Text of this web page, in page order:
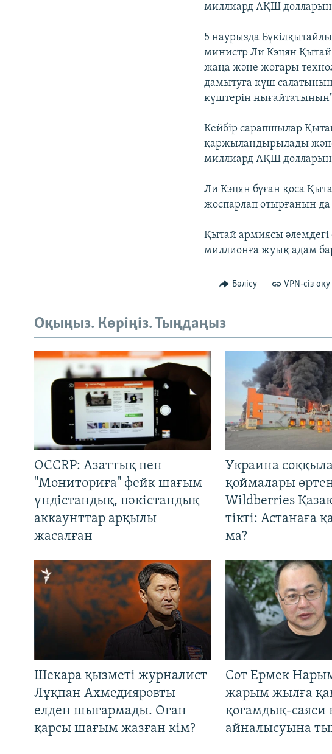
миллиард АҚШ
5 наурызда
министр Ли Кэцян Қытай
жаңа және жоғары
дамытуға күш
күштерін нығайтатынын"
Кейбір сарапшылар
қаржыландырылады
миллиард АҚШ
Ли Кэцян бұған қоса
жоспарлап отырғанын да
Қытай армиясы
миллионға жуық адам
Бөлісу VPN-сіз оқу
Оқыңыз. Көріңіз. Тыңдаңыз
OCCRP: Азаттық пен
"Мониториға" фейк шағым
үндістандық, пәкістандық
аккаунттар арқылы
жасалған
Украина
қоймалары
Wildberries
тікті: Астанаға
ма?
Шекара қызметі журналист
Лұқпан Ахмедияровты
елден шығармады. Оған
қарсы шағым жазған кім?
Сот Ермек
жарым жылға
қоғамдық-саяси
айналысуына